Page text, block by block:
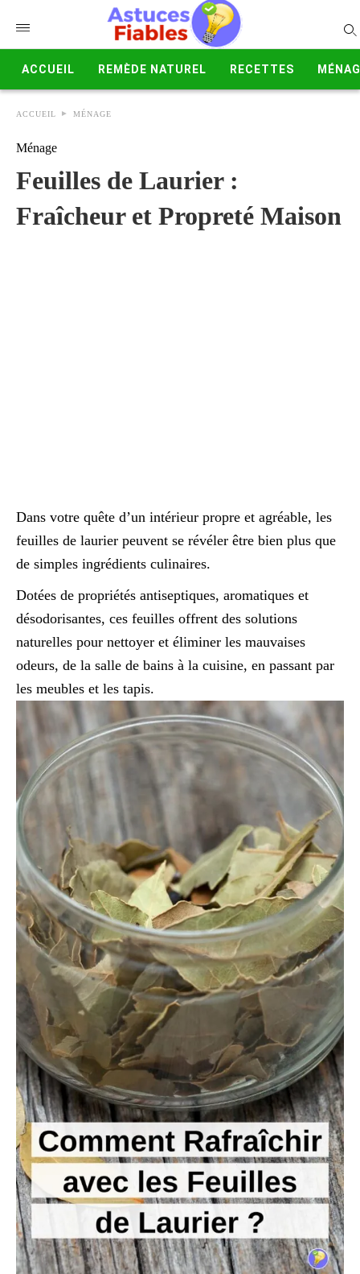
ACCUEIL REMÈDE NATUREL RECETTES
ACCUEIL MÉNAGE
Ménage
Feuilles de Laurier :
Fraîcheur et Propreté Maison
Dans votre quête d’un intérieur propre et agréable, les
feuilles de laurier peuvent se révéler être bien plus que
de simples ingrédients culinaires.
Dotées de propriétés antiseptiques, aromatiques et
désodorisantes, ces feuilles offrent des solutions
naturelles pour nettoyer et éliminer les mauvaises
odeurs, de la salle de bains à la cuisine, en passant par
les meubles et les tapis.